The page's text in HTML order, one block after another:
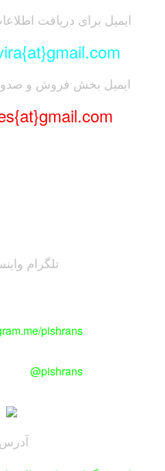
برای دریافت اطلاعات فنی
بخش فروش و صدور
تلگرام واینستاگرام
telegram.me/pishrans
pishrans@